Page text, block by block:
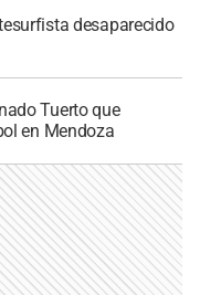
desaparecido
Tuerto que
en Mendoza